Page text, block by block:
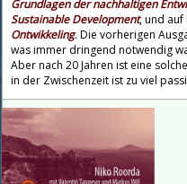
Grundlagen der nachhaltigen
Sustainable Development, und
Ontwikkeling. Die vorherigen
was immer dringend notwendig
Aber nach 20 Jahren ist eine
in der Zwischenzeit ist zu viel